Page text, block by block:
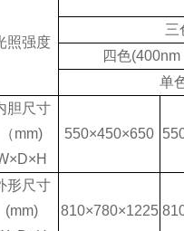
照强度
三
四色(400nm
单
胆尺寸
（mm)
550×450×650
形尺寸
(mm)
810×780×1225